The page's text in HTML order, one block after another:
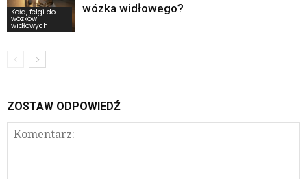
Koła, felgi do
wózków
widłowych
wózka widłowego?
ZOSTAW ODPOWIEDŹ